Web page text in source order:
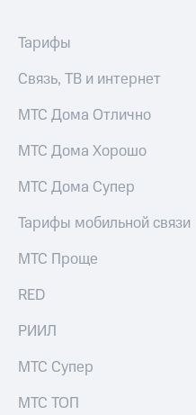
именных
облигаций
Другое
Регистратор
Реквизиты
Контакты
развитие
деловая этика
На главную
Тарифы
Связь, ТВ и интернет
МТС Дома Отлично
МТС Дома Хорошо
МТС Дома Супер
Тарифы мобильной связи
МТС Проще
RED
РИИЛ
МТС Супер
МТС ТОП